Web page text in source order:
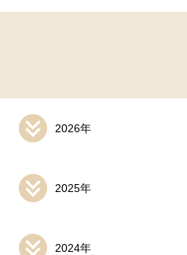
2026年
2025年
2024年